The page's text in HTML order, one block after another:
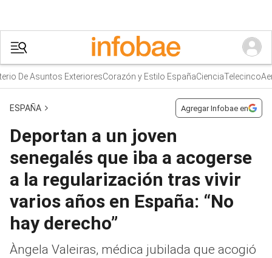
De Asuntos ExterioresCorazón y Estilo EspañaCienciaTelecinco
ESPAÑA Agregar Infobae en
Deportan a un joven
senegalés que iba a acogerse
a la regularización tras vivir
varios años en España: “No
hay derecho”
Àngela Valeiras, médica jubilada que acogió